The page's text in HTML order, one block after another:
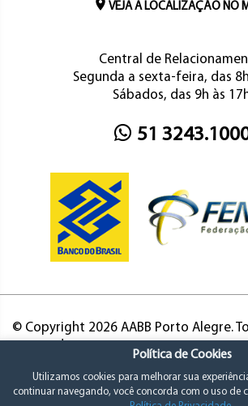
VEJA A LOCALIZAÇÃO NO
Central de
Segunda a sexta-feira, das
Sábados, das 9h às
51
© Copyright 2026 AABB Porto Alegre.
Política de Cookies
Utilizamos cookies para melhorar sua
continuar navegando, você concorda com o uso de